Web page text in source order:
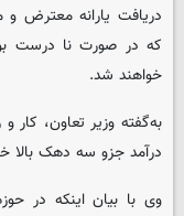
دریافت یارانه معترض و
که در صورت نا درست
خواهند شد.
درآمد جزو سه دهک بالا
وی با بیان اینکه در